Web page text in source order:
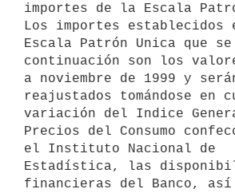
importes de la Escala
Los importes establecidos
Escala Patrón Unica que
continuación son los
a noviembre de 1999 y
reajustados tomándose en
variación del Indice
Precios del Consumo
el Instituto Nacional de
Estadística, las
financieras del Banco, así